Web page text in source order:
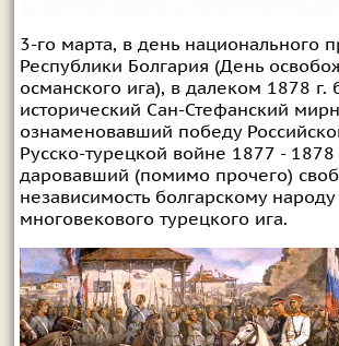
3-го марта, в день национального
Республики Болгария (День
османского ига), в далеком 1878 г.
исторический Сан-Стефанский
ознаменовавший победу
Русско-турецкой войне 1877 - 1878
даровавший (помимо прочего)
независимость болгарскому
многовекового турецкого ига.